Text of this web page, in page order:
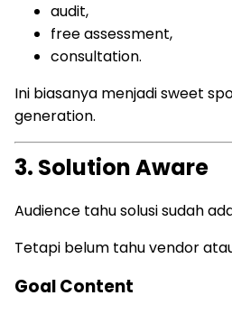
audit,
free assessment,
consultation.
Ini biasanya menjadi sweet
generation.
3. Solution Aware
Audience tahu solusi sudah
Tetapi belum tahu vendor
Goal Content